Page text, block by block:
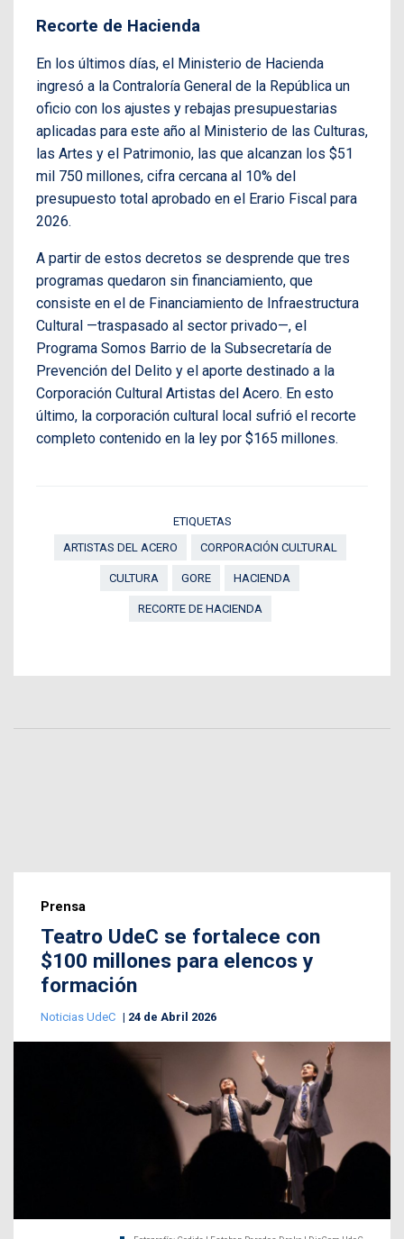
Recorte de Hacienda
En los últimos días, el Ministerio de Hacienda
ingresó a la Contraloría General de la República un
oficio con los ajustes y rebajas presupuestarias
aplicadas para este año al Ministerio de las Culturas,
las Artes y el Patrimonio, las que alcanzan los $51
mil 750 millones, cifra cercana al 10% del
presupuesto total aprobado en el Erario Fiscal para
2026.
A partir de estos decretos se desprende que tres
programas quedaron sin financiamiento, que
consiste en el de Financiamiento de Infraestructura
Cultural —traspasado al sector privado—, el
Programa Somos Barrio de la Subsecretaría de
Prevención del Delito y el aporte destinado a la
Corporación Cultural Artistas del Acero. En esto
último, la corporación cultural local sufrió el recorte
completo contenido en la ley por $165 millones.
ETIQUETAS
ARTISTAS DEL ACERO
CORPORACIÓN CULTURAL
CULTURA GORE HACIENDA
RECORTE DE HACIENDA
Prensa
Teatro UdeC se fortalece con
$100 millones para elencos y
formación
Noticias UdeC 24 de Abril 2026